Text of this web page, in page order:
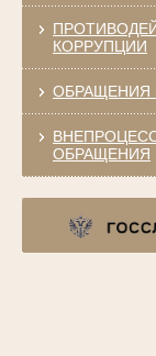
КОРРУПЦИИ
ОБРАЩЕНИЯ
ОБРАЩЕНИЯ